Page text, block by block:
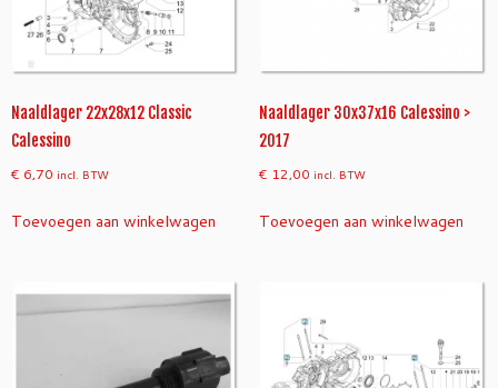
Naaldlager 22x28x12 Classic
Calessino
€ 6,70 incl. BTW
Toevoegen aan winkelwagen
Naaldlager 30x37x16 Calessino >
2017
€ 12,00 incl. BTW
Toevoegen aan winkelwagen